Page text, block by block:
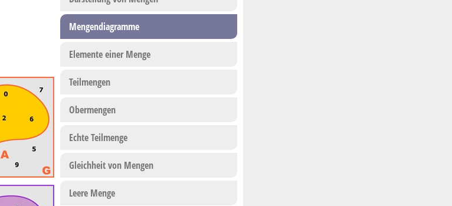
Mengendiagramme
Elemente einer Menge
Teilmengen
Obermengen
Echte Teilmenge
Gleichheit von Mengen
Leere Menge